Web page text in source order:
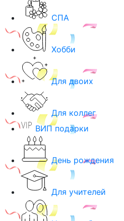
СПА
Хобби
Для двоих
Для коллег
ВИП подарки
День рождения
Для учителей